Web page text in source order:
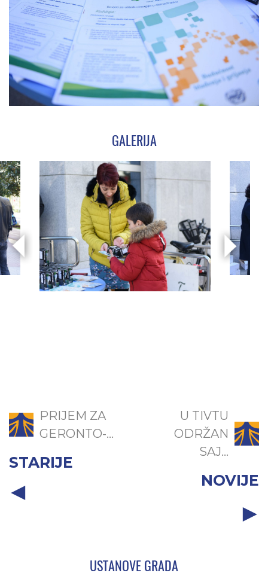
GALERIJA
PRIJEM ZA
GERONTO-...
STARIJE
U TIVTU
ODRŽAN
SAJ...
NOVIJE
USTANOVE GRADA